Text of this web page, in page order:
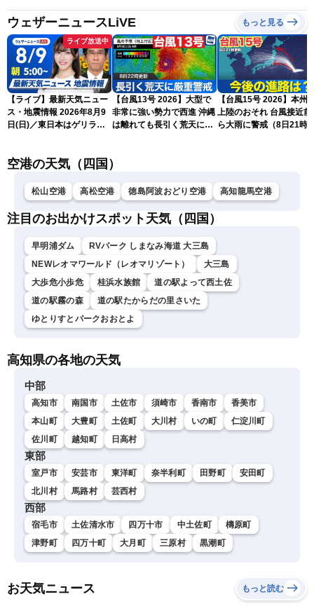
ウェザーニュースLiVE もっと見る
ライブ放送中
【ライブ】最新天気ニュー
ス・地震情報 2026年8月9
日(日)／東日本はゲリラ雷
ュースLiVEモーニング・魚
【台風13号 2026】大型で
非常に強い勢力で西進 沖縄
は離れても長引く荒天に厳
【台風15号 2026】本州
上陸のおそれ 台風接近前
ら大雨に警戒（8日21時
空港の天気（四国）
松山空港 高松空港 徳島阿波おどり空港 高知龍馬空港
注目のお出かけスポット天気（四国）
早明浦ダム
RVパーク しまなみ海道 大三島
NEWレオマワールド（レオマリゾート）
大三島
大歩危小歩危
桂浜水族館
道の駅よって西土佐
道の駅霧の森
道の駅たからだの里さいた
ゆとりすとパークおおとよ
高知県の各地の天気
中部
高知市 南国市 土佐市 須崎市 香南市
香美市
本山町
大豊町 土佐町 大川村 いの町
仁淀川町
佐川町
越知町 日高村
東部
室戸市 安芸市 東洋町 奈半利町 田野町
安田町
北川村
馬路村 芸西村
西部
宿毛市 土佐清水市 四万十市 中土佐町
檮原町
津野町
四万十町 大月町 三原村 黒潮町
お天気ニュース もっと読む